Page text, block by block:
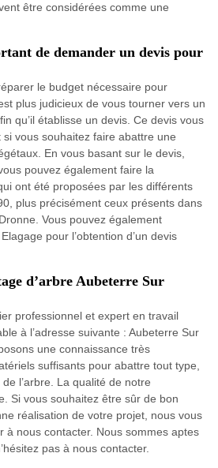
être considérées comme une
de demander un devis pour
le budget nécessaire pour
plus judicieux de vous tourner vers un
qu’il établisse un devis. Ce devis vous
vous souhaitez faire abattre une
En vous basant sur le devis,
pouvez également faire la
ont été proposées par les différents
plus précisément ceux présents dans
Vous pouvez également
pour l’obtention d’un devis
d’arbre Aubeterre Sur
professionnel et expert en travail
à l’adresse suivante : Aubeterre Sur
une connaissance très
suffisants pour abattre tout type,
l’arbre. La qualité de notre
Si vous souhaitez être sûr de bon
réalisation de votre projet, nous vous
à nous contacter. Nous sommes aptes
pas à nous contacter.